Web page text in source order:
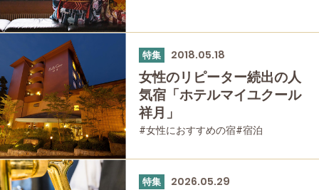
特集 2018.05.18
女性のリピーター続出の人
気宿「ホテルマイユクール
祥月」
#女性におすすめの宿#宿泊
特集 2026.05.29